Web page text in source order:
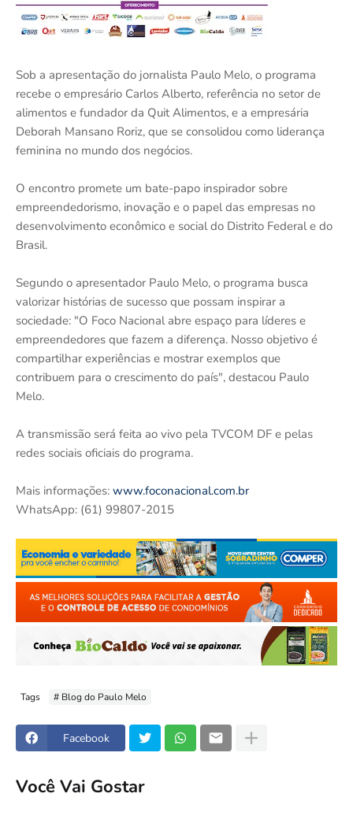
Sob a apresentação do jornalista Paulo Melo, o programa
recebe o empresário Carlos Alberto, referência no setor de
alimentos e fundador da Quit Alimentos, e a empresária
Deborah Mansano Roriz, que se consolidou como liderança
feminina no mundo dos negócios.
O encontro promete um bate-papo inspirador sobre
empreendedorismo, inovação e o papel das empresas no
desenvolvimento econômico e social do Distrito Federal e do
Brasil.
Segundo o apresentador Paulo Melo, o programa busca
valorizar histórias de sucesso que possam inspirar a
sociedade: "O Foco Nacional abre espaço para líderes e
empreendedores que fazem a diferença. Nosso objetivo é
compartilhar experiências e mostrar exemplos que
contribuem para o crescimento do país", destacou Paulo
Melo.
A transmissão será feita ao vivo pela TVCOM DF e pelas
redes sociais oficiais do programa.
Mais informações: www.foconacional.com.br
WhatsApp: (61) 99807-2015
Tags # Blog do Paulo Melo
Facebook
Você Vai Gostar